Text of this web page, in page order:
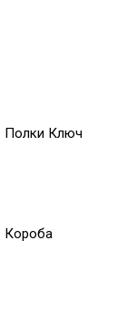
Полки Ключ
Короба